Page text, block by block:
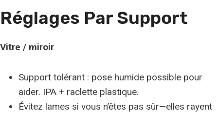
Réglages Par Support
Vitre / miroir
Support tolérant : pose humide possible pour
aider. IPA + raclette plastique.
Évitez lames si vous n’êtes pas sûr—elles rayent